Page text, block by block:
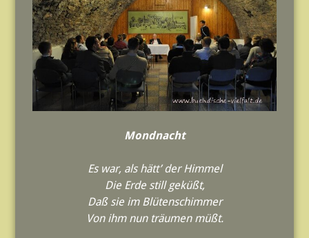
Mondnacht
Es war, als hätt’ der Himmel
Die Erde still geküßt,
Daß sie im Blütenschimmer
Von ihm nun träumen müßt.